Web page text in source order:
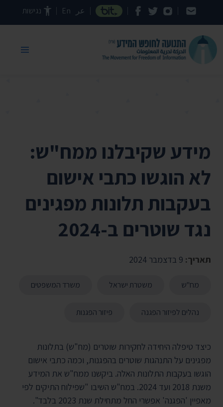
דילוג לתוכן העמוד عر En נגישות
מידע שקיבלנו ממח"ש:
לא הוגשו כתבי אישום
בעקבות תלונות מפגינים
נגד שוטרים ב-2024
תאריך:
מח"ש משטרת ישראל משרד המשפטים
נהלים לפיזור הפגנה פיזור הפגנות
כיצד טיפלה היחידה לחקירות שוטרים (מח"ש) בתלונות
מפגינים על התנהגות שוטרים בהפגנות, וכמה כתבי אישום
הוגשו בעקבות התלונות האלה. ביקשנו ממח"ש את המידע
משנת 2018 ועד 2024. במח"ש השיבו "שפילוח התיקים לפי
מאפיין 'הפגנה' אפשרי החל מתחילת שנת 2023 בלבד".